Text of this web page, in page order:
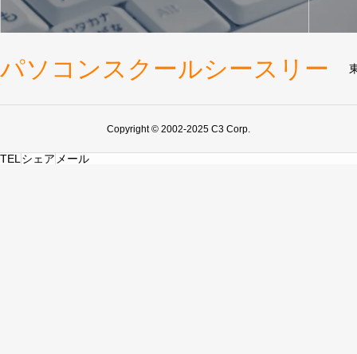
パソコンスクールシースリー
Copyright © 2002-2025 C3 Corp.
TEL シェア メール